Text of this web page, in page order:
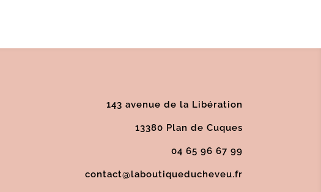
143 avenue de la Libération
13380 Plan de Cuques
04 65 96 67 99
contact@laboutiqueducheveu.fr